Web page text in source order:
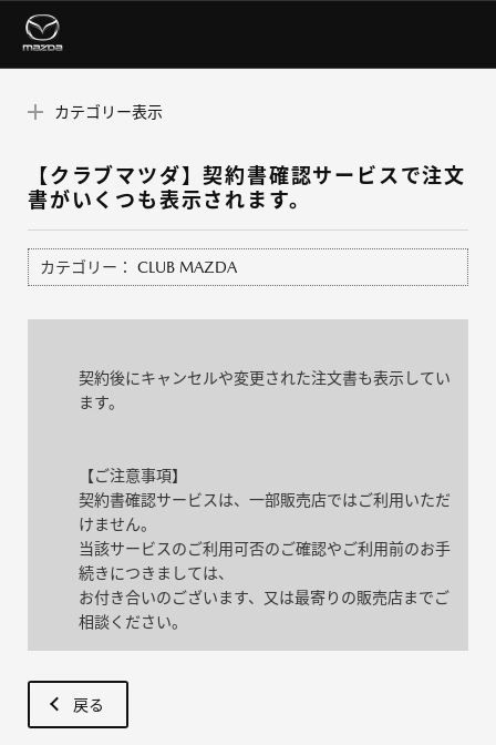
カテゴリー表示
【クラブマツダ】契約書確認サービスで注文
書がいくつも表示されます。
カテゴリー： CLUB MAZDA
契約後にキャンセルや変更された注文書も表示してい
ます。
【ご注意事項】
契約書確認サービスは、一部販売店ではご利用いただ
けません。
当該サービスのご利用可否のご確認やご利用前のお手
続きにつきましては、
お付き合いのございます、又は最寄りの販売店までご
相談ください。
戻る